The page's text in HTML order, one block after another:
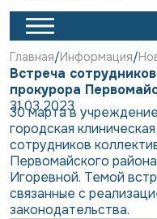
Главная Информация
Встреча
прокурора
31.03.2023
30 марта в
городская
сотрудников
Первомайского
Игоревной. Темой
связанные с
законодательства.